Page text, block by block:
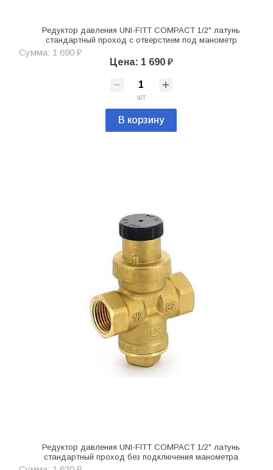
Редуктор давления UNI-FITT COMPACT 1/2" латунь
стандартный проход с отверстием под манометр
Сумма: 1 690 ₽
Цена: 1 690 ₽
шт
В корзину
Редуктор давления UNI-FITT COMPACT 1/2" латунь
стандартный проход без подключения манометра